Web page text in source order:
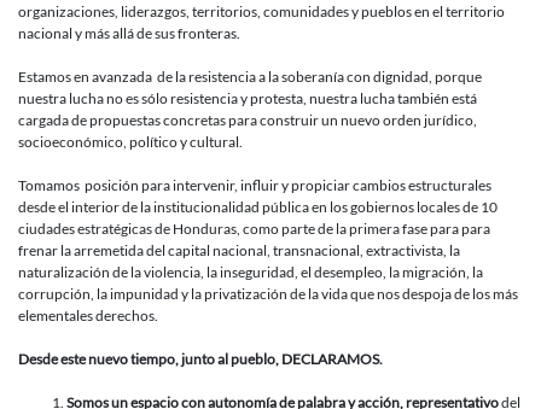
organizaciones, liderazgos, territorios, comunidades y pueblos en el territorio
nacional y más allá de sus fronteras.
Estamos en avanzada de la resistencia a la soberanía con dignidad, porque
nuestra lucha no es sólo resistencia y protesta, nuestra lucha también está
cargada de propuestas concretas para construir un nuevo orden jurídico,
socioeconómico, político y cultural.
Tomamos posición para intervenir, influir y propiciar cambios estructurales
desde el interior de la institucionalidad pública en los gobiernos locales de 10
ciudades estratégicas de Honduras, como parte de la primera fase para para
frenar la arremetida del capital nacional, transnacional, extractivista, la
naturalización de la violencia, la inseguridad, el desempleo, la migración, la
corrupción, la impunidad y la privatización de la vida que nos despoja de los más
elementales derechos.
Desde este nuevo tiempo, junto al pueblo, DECLARAMOS.
Somos un espacio con autonomía de palabra y acción, representativodel